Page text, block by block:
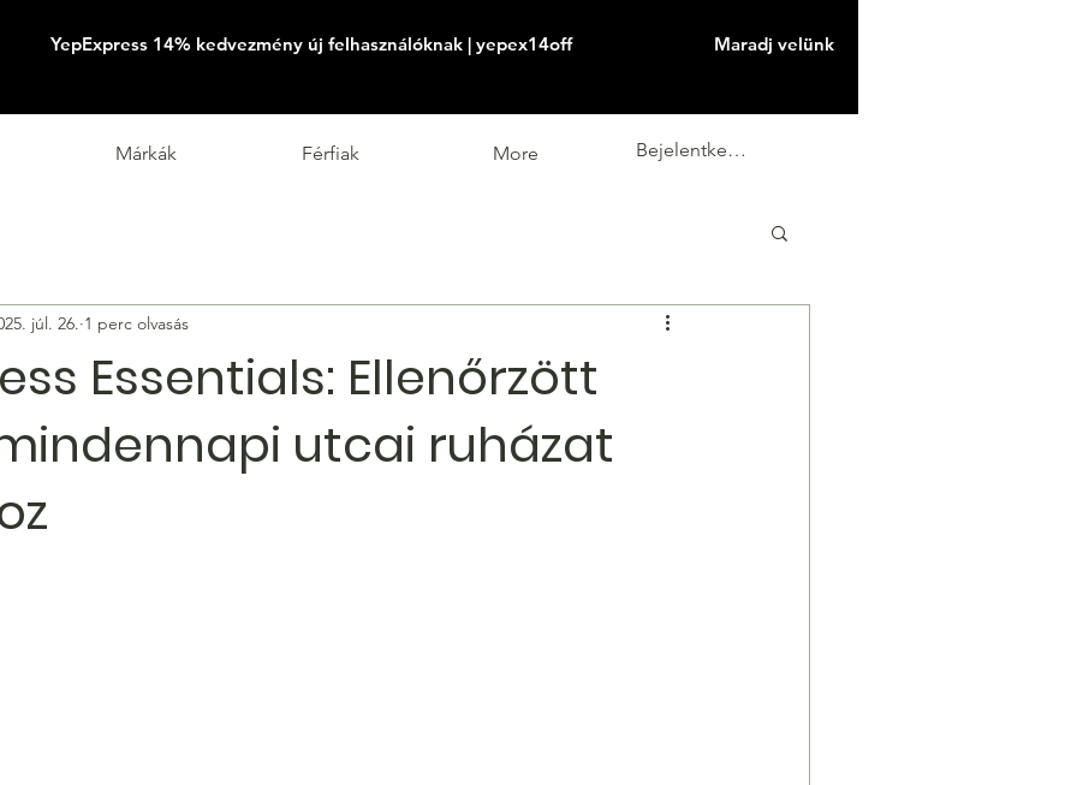
YepExpress 14% kedvezmény új felhasználóknak | yepex14off Maradj velünk
Márkák Férfiak More Bejelentkezés
Essentials: Ellenőrzött
utcai ruházat
júl. 26. 1 perc olvasás
az 5-ből.